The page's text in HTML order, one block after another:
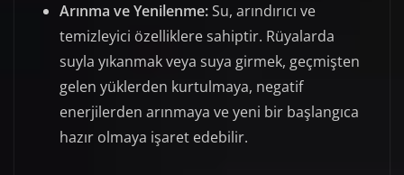
Arınma ve Yenilenme:Su, arındırıcı ve
temizleyici özelliklere sahiptir. Rüyalarda
suyla yıkanmak veya suya girmek, geçmişten
gelen yüklerden kurtulmaya, negatif
enerjilerden arınmaya ve yeni bir başlangıca
hazır olmaya işaret edebilir.